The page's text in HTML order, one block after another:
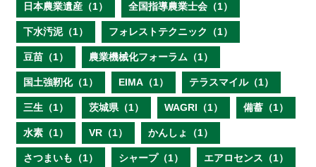
日本農業遺産（1） 全国指導農業士会（1）
下水汚泥（1） フォレストテクニック（1）
豆苗（1） 農業機械化フォーラム（1）
国土強靭化（1） EIMA（1） テラスマイル（1）
三生（1） 茨城県（1） WAGRI（1） 備蓄（1）
水素（1） VR（1） かんしょ（1）
さつまいも（1） シャープ（1） エアロセンス（1）